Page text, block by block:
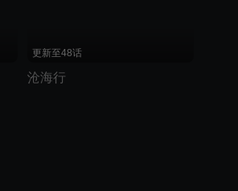
更新至48话
沧海行